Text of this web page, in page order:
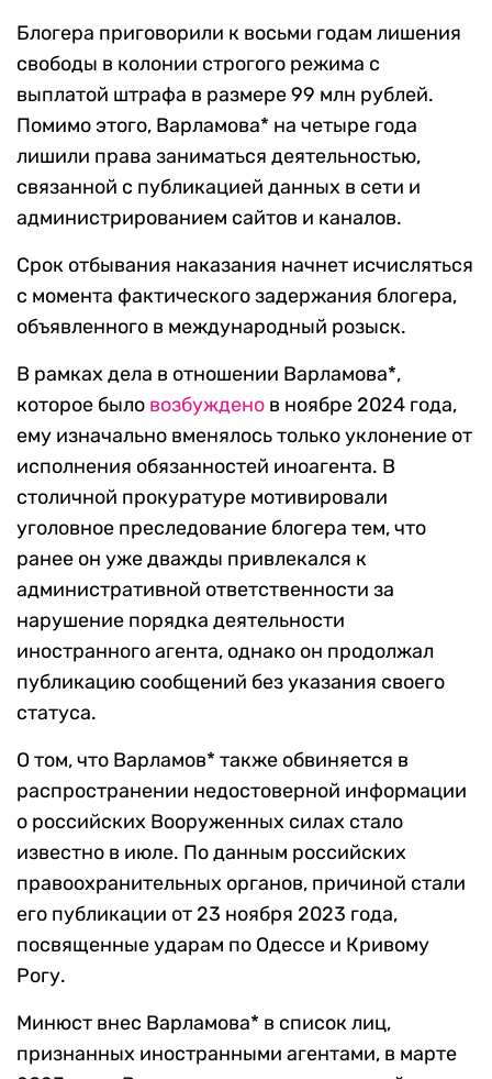
Блогера приговорили к восьми годам лишения
свободы в колонии строгого режима с
выплатой штрафа в размере 99 млн рублей.
Помимо этого, Варламова* на четыре года
лишили права заниматься деятельностью,
связанной с публикацией данных в сети и
администрированием сайтов и каналов.
Срок отбывания наказания начнет исчисляться
с момента фактического задержания блогера,
объявленного в международный розыск.
В рамках дела в отношении Варламова*,
которое было возбуждено в ноябре 2024 года,
ему изначально вменялось только уклонение от
исполнения обязанностей иноагента. В
столичной прокуратуре мотивировали
уголовное преследование блогера тем, что
ранее он уже дважды привлекался к
административной ответственности за
нарушение порядка деятельности
иностранного агента, однако он продолжал
публикацию сообщений без указания своего
статуса.
О том, что Варламов* также обвиняется в
распространении недостоверной информации
о российских Вооруженных силах стало
известно в июле. По данным российских
правоохранительных органов, причиной стали
его публикации от 23 ноября 2023 года,
посвященные ударам по Одессе и Кривому
Рогу.
Минюст внес Варламова* в список лиц,
признанных иностранными агентами, в марте